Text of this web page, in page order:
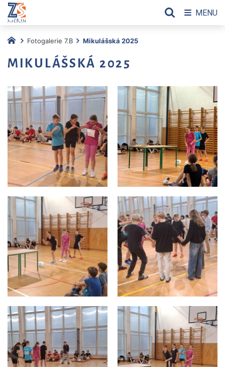
Fotogalerie 7.B Mikulášská 2025
MIKULÁŠSKÁ 2025
MENU